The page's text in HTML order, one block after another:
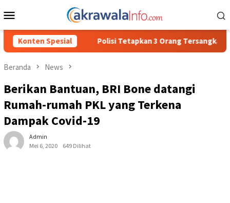
ke
Mobile
Konten Spesial
Tetapkan 3 Orang Tersangka Baru Kasus Penyalahgunaan
Beranda News
Berikan Bantuan, BRI Bone datangi
Rumah-rumah PKL yang Terkena
Dampak Covid-19
Admin
Mei 6, 2020
649 Dilihat